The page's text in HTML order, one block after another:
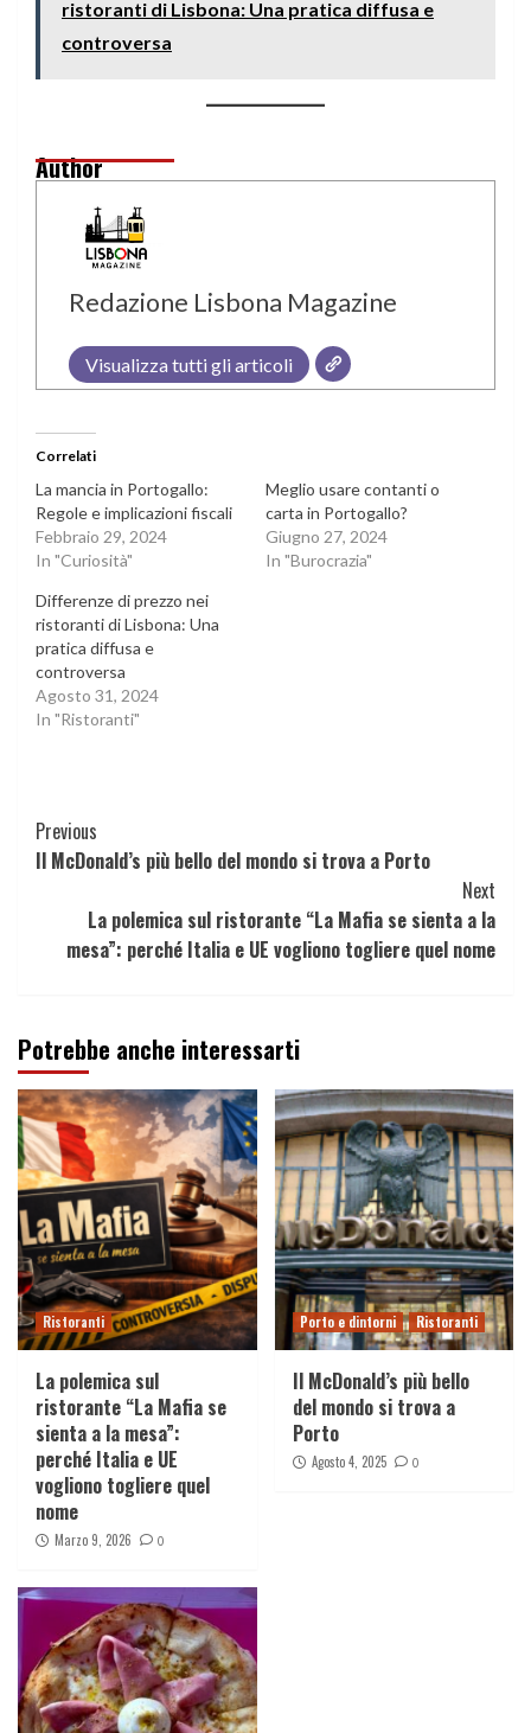
ristoranti di Lisbona: Una pratica diffusa e
controversa
Author
Redazione Lisbona Magazine
Visualizza tutti gli articoli
Correlati
La mancia in Portogallo:
Regole e implicazioni fiscali
Febbraio 29, 2024
In "Curiosità"
Meglio usare contanti o
carta in Portogallo?
Giugno 27, 2024
In "Burocrazia"
Differenze di prezzo nei
ristoranti di Lisbona: Una
pratica diffusa e
controversa
Agosto 31, 2024
In "Ristoranti"
Continue
Reading
Previous
Il McDonald’s più bello del mondo si trova a Porto
Next
La polemica sul ristorante “La Mafia se sienta a la
mesa”: perché Italia e UE vogliono togliere quel nome
Potrebbe anche interessarti
Ristoranti
La polemica sul
ristorante “La Mafia se
sienta a la mesa”:
perché Italia e UE
vogliono togliere quel
nome
Marzo 9, 2026 0
Porto e dintorni Ristoranti
Il McDonald’s più bello
del mondo si trova a
Porto
Agosto 4, 2025 0